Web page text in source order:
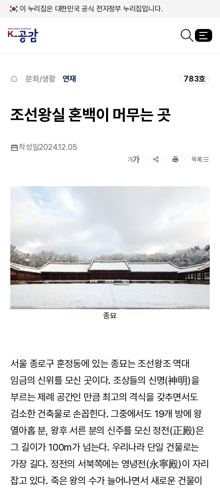
이 누리집은 대한민국 공식 전자정부 누리집입니다.
문화/생활 연재 783호
조선왕실 혼백이 머무는 곳
작성일2024.12.05
가축소보기
가확대보기SNS공유
프린트
목록
종묘
서울 종로구 훈정동에 있는 종묘는 조선왕조 역대
임금의 신위를 모신 곳이다. 조상들의 신명(神明)을
부르는 제례 공간인 만큼 최고의 격식을 갖추면서도
검소한 건축물로 손꼽힌다. 그중에서도 19개 방에 왕
열아홉 분, 왕후 서른 분의 신주를 모신 정전(正殿)은
그 길이가 100m가 넘는다. 우리나라 단일 건물로는
가장 길다. 정전의 서북쪽에는 영녕전(永寧殿)이 자리
잡고 있다. 죽은 왕의 수가 늘어나면서 새로운 건물이